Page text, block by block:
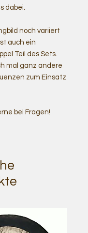
dabei.
noch variiert
auch ein
Teil des Sets.
mal ganz andere
zum Einsatz
bei Fragen!